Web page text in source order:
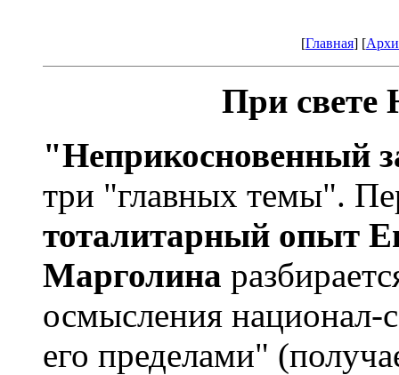
[Главная] [
При
"Неприкосновенный
три "главных темы".
тоталитарный опыт
Марголина
осмысления национал-
его пределами"